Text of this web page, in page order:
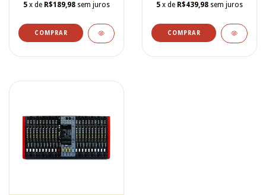
5 x de R$189,98 sem juros 5 x de R$439,98 sem juros